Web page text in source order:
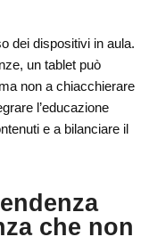
dei dispositivi in ​​aula.
un tablet può
non a chiacchierare
l’educazione
e a bilanciare il
che non